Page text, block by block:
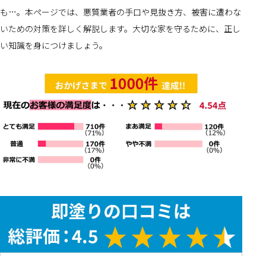
も…。本ページでは、悪質業者の手口や見抜き方、被害に遭わな
いための対策を詳しく解説します。大切な家を守るために、正し
い知識を身につけましょう。